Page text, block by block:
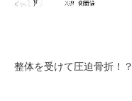
整体を受けて圧迫骨折！？